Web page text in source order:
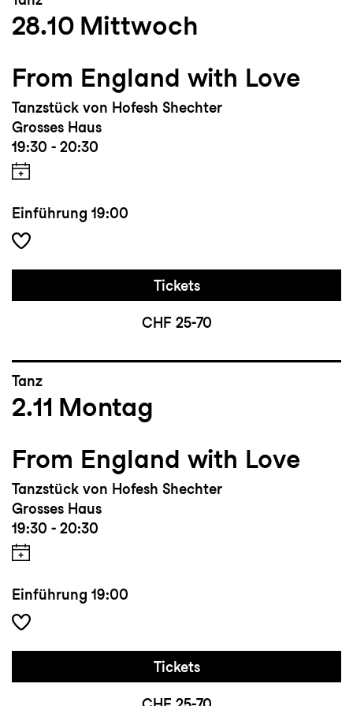
internationalen Solotanzwettbewerb in
28.10 Mittwoch
From England with Love
Tanzstück von Hofesh Shechter
Grosses Haus
19:30 - 20:30
Einführung 19:00
Tickets
CHF 25-70
Tanz
2.11 Montag
From England with Love
Tanzstück von Hofesh Shechter
Grosses Haus
19:30 - 20:30
Einführung 19:00
Tickets